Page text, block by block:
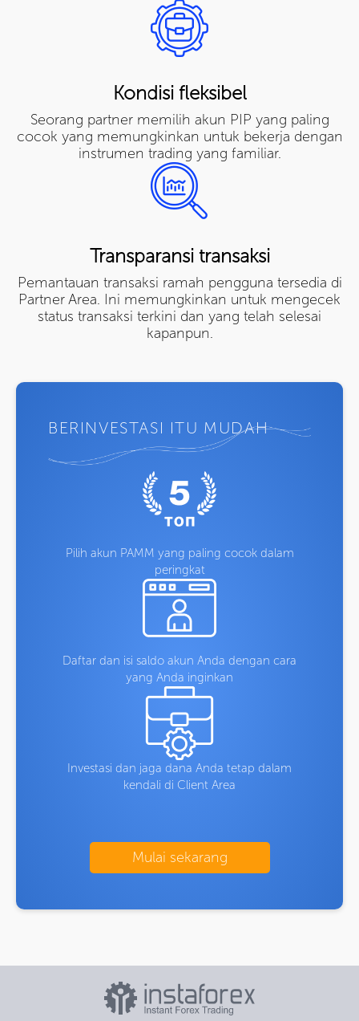
Kondisi fleksibel
Seorang partner memilih akun PIP yang paling
cocok yang memungkinkan untuk bekerja dengan
instrumen trading yang familiar.
Transparansi transaksi
Pemantauan transaksi ramah pengguna tersedia di
Partner Area. Ini memungkinkan untuk mengecek
status transaksi terkini dan yang telah selesai
kapanpun.
BERINVESTASI ITU MUDAH
Pilih akun PAMM yang paling cocok dalam
peringkat
Daftar dan isi saldo akun Anda dengan cara
yang Anda inginkan
Investasi dan jaga dana Anda tetap dalam
kendali di Client Area
Mulai sekarang